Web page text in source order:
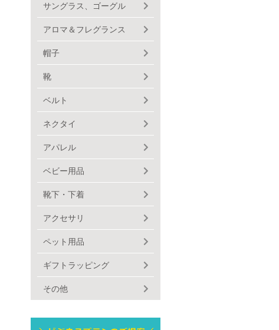
サングラス、ゴーグル
アロマ＆フレグランス
帽子
靴
ベルト
ネクタイ
アパレル
ベビー用品
靴下・下着
アクセサリ
ペット用品
ギフトラッピング
その他